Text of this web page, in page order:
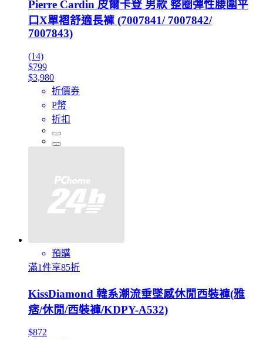
Pierre Cardin 皮爾卡登 男款 整圈彈性腰圍平
口X單褶舒適長褲 (7007841/ 7007842/
7007843)
(14)
$799
$3,980
折價券
P幣
折扣
預購
滿1件享85折
KissDiamond 韓系潮流垂墜感休閒西裝褲(雅
痞/休閒/西裝褲/KDPY-A532)
$872